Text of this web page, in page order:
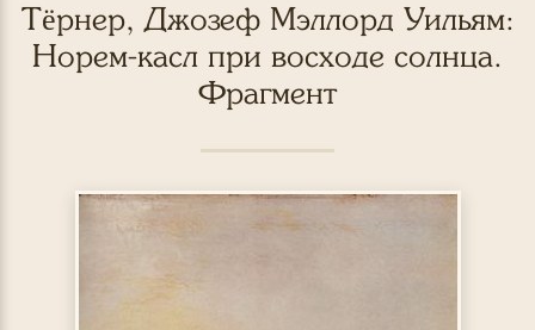
Тёрнер, Джозеф Мэллорд Уильям:
Норем-касл при восходе солнца.
Фрагмент